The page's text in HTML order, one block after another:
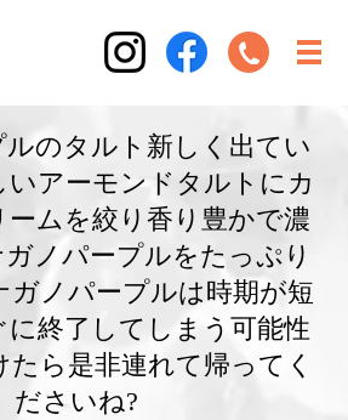
のタルト新しく出てい
アーモンドタルトにカ
ームを絞り香り豊かで濃
ノパープルをたっぷり
ガノパープルは時期が短
終了してしまう可能性
ら是非連れて帰ってく
ださいね?